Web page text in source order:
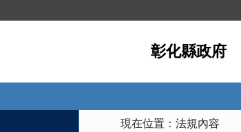
到
彰化縣政府
現在位置：法規內容